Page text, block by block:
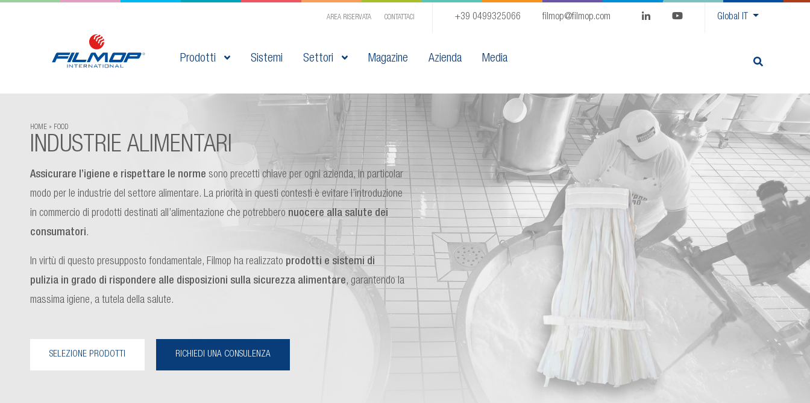
AREA RISERVATA CONTATTACI GlobalIT
+39 0499325066 filmop@filmop.com
Prodotti Sistemi Settori Magazine Azienda Media
HOME FOOD
INDUSTRIE ALIMENTARI
Assicurare l’igiene e rispettare le norme sono precetti chiave per ogni azienda, in particolar
modo per le industrie del settore alimentare. La priorità in questi contesti è evitare l’introduzione
in commercio di prodotti destinati all’alimentazione che potrebbero nuocere alla salute dei
consumatori.
In virtù di questo presupposto fondamentale, Filmop ha realizzato prodotti e sistemi di
pulizia in grado di rispondere alle disposizioni sulla sicurezza alimentare, garantendo la
massima igiene, a tutela della salute.
SELEZIONE PRODOTTI RICHIEDI UNA CONSULENZA